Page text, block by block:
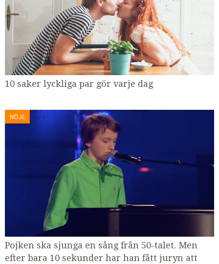
10 saker lyckliga par gör varje dag
NÖJE
Pojken ska sjunga en sång från 50-talet. Men
efter bara 10 sekunder har han fått juryn att